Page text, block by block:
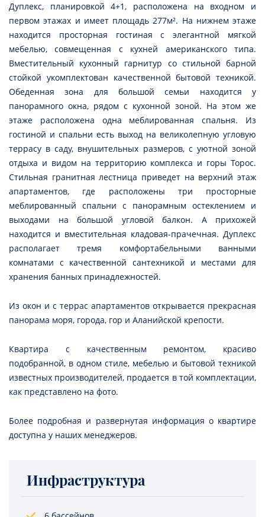
Дуплекс, планировкой 4+1, расположена на входном и
первом этажах и имеет площадь 277м². На нижнем этаже
находится просторная гостиная с элегантной мягкой
мебелью, совмещенная с кухней американского типа.
Вместительный кухонный гарнитур со стильной барной
стойкой укомплектован качественной бытовой техникой.
Обеденная зона для большой семьи находится у
панорамного окна, рядом с кухонной зоной. На этом же
этаже расположена одна меблированная спальня. Из
гостиной и спальни есть выход на великолепную угловую
террасу в саду, внушительных размеров, с уютной зоной
отдыха и видом на территорию комплекса и горы Торос.
Стильная гранитная лестница приведет на верхний этаж
апартаментов, где расположены три просторные
меблированный спальни с панорамным остеклением и
выходами на большой угловой балкон. А прихожей
находится и вместительная кладовая-прачечная. Дуплекс
располагает тремя комфортабельными ванными
комнатами с качественной сантехникой и местами для
хранения банных принадлежностей.
Из окон и с террас апартаментов открывается прекрасная
панорама моря, города, гор и Аланийской крепости.
Квартира с качественным ремонтом, красиво
подобранной, в одном стиле, мебелью и бытовой техникой
известных производителей, продается в той комплектации,
как представлено на фото.
Более подробная и развернутая информация о квартире
доступна у наших менеджеров.
Инфраструктура